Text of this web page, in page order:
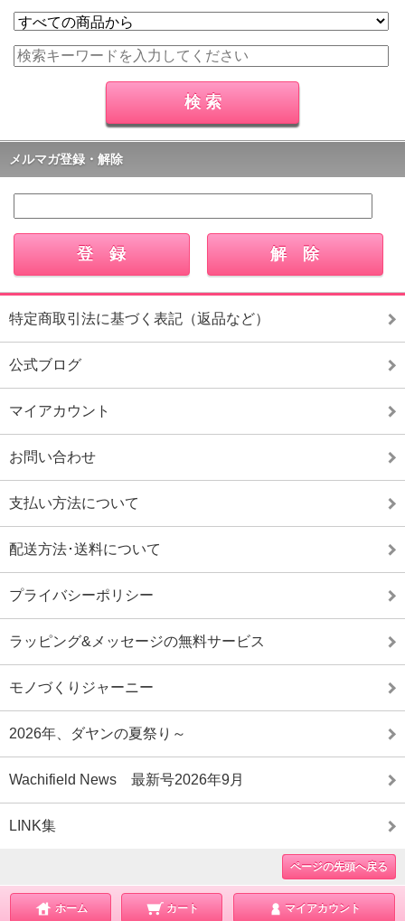
メルマガ登録・解除
特定商取引法に基づく表記（返品など）
公式ブログ
マイアカウント
お問い合わせ
支払い方法について
配送方法･送料について
プライバシーポリシー
ラッピング&メッセージの無料サービス
モノづくりジャーニー
2026年、ダヤンの夏祭り～
Wachifield News 最新号2026年9月
LINK集
ページの先頭へ戻る
ホーム カート マイアカウント